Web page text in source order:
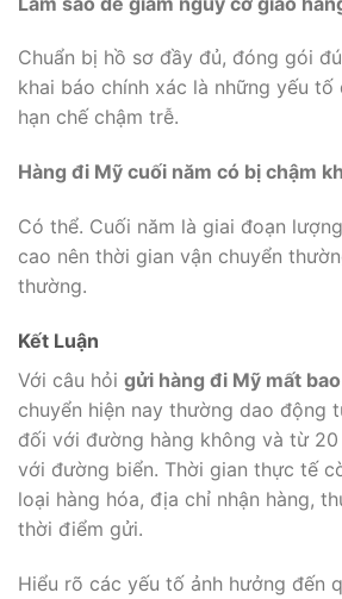
Chuẩn bị hồ sơ đầy đủ, đóng gói
khai báo chính xác là những yếu tố
hạn chế chậm trễ.
Hàng đi Mỹ cuối năm có bị chậm
Có thể. Cuối năm là giai đoạn
cao nên thời gian vận chuyển
thường.
Kết Luận
Với câu hỏi gửi hàng đi Mỹ mất
chuyển hiện nay thường dao động
đối với đường hàng không và từ
với đường biển. Thời gian thực tế
loại hàng hóa, địa chỉ nhận hàng,
thời điểm gửi.
Hiểu rõ các yếu tố ảnh hưởng đến